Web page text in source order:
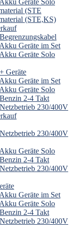
Geräte Solo
(STE
(STE,KS)
Geräte im Set
Geräte Solo
Geräte
Geräte im Set
Geräte Solo
2-4 Takt
230/400V
230/400V
Geräte Solo
2-4 Takt
230/400V
Geräte im Set
Geräte Solo
2-4 Takt
230/400V